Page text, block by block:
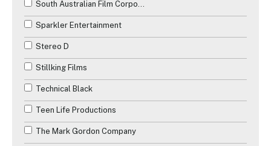
South Australian Film Corporation
Sparkler Entertainment
Stereo D
Stillking Films
Technical Black
Teen Life Productions
The Mark Gordon Company